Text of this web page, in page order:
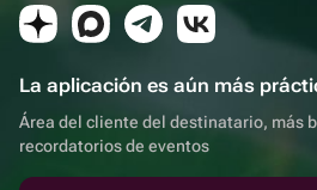
La aplicación es aún más
Área del cliente del destinatario, más
recordatorios de eventos